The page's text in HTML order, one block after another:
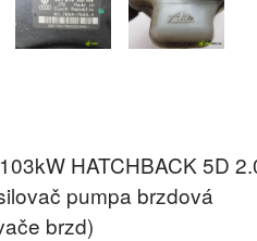
HATCHBACK 5D
pumpa brzdová
brzd)